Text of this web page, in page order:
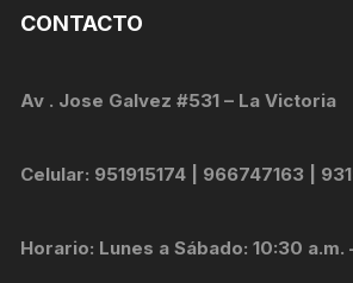
CONTACTO
Av . Jose Galvez #531 – La Victoria
Celular: 951915174 | 966747163 |
Horario: Lunes a Sábado: 10:30 a.m.